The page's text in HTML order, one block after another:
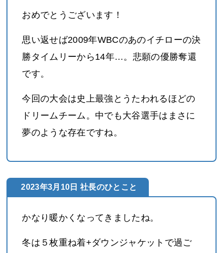
おめでとうございます！
思い返せば2009年WBCのあのイチローの決
勝タイムリーから14年…。悲願の優勝奪還
です。
今回の大会は史上最強とうたわれるほどの
ドリームチーム。中でも大谷選手はまさに
夢のような存在ですね。
2023年3月10日 社長のひとこと
かなり暖かくなってきましたね。
冬は５枚重ね着+ダウンジャケットで過ご